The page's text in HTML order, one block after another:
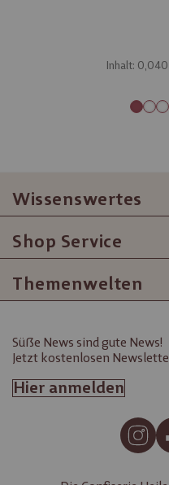
Inhalt:
Wissenswertes
Shop Service
Themenwelten
Süße News sind gute News!
Jetzt kostenlosen
Hier anmelden